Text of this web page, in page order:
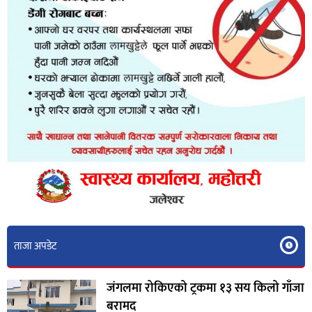
ताजा अपडेट
जंगलमा रोकिएको ट्रकमा १३ सय किलो गाँजा
बरामद